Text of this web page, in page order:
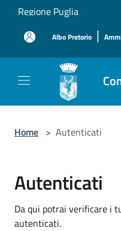
Salta al contenuto principale
Regione Puglia
Albo Pretorio |
Home > Autenticati
Autenticati
Da qui potrai verificare i
autenticati.